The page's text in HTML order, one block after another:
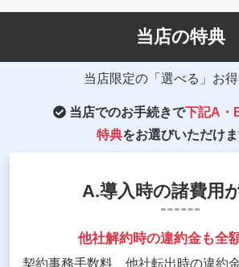
当店の特典
当店限定の「選べる」お
当店でのお手続きで下記A・
特典をお選びいただけま
A.導入時の諸費用
他社解約時の違約金も全
契約事務手数料、他社転出時の違約